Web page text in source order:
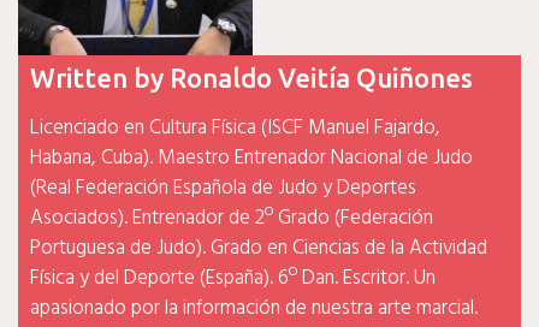
Written by Ronaldo Veitía Quiñones
Licenciado en Cultura Física (ISCF Manuel Fajardo,
Habana, Cuba). Maestro Entrenador Nacional de Judo
(Real Federación Española de Judo y Deportes
Asociados). Entrenador de 2º Grado (Federación
Portuguesa de Judo). Grado en Ciencias de la Actividad
Física y del Deporte (España). 6º Dan. Escritor. Un
apasionado por la información de nuestra arte marcial.